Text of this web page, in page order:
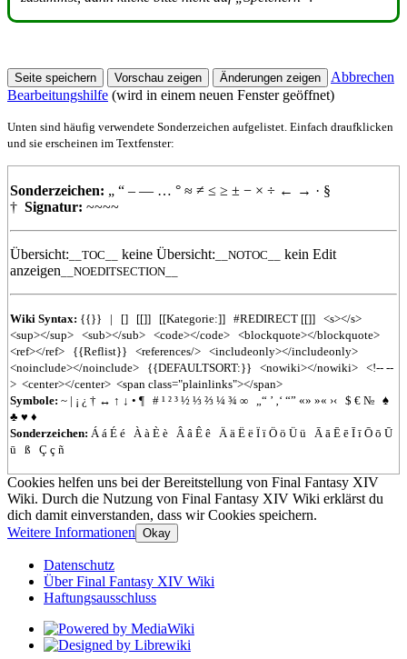
Abbrechen
Bearbeitungshilfe (wird in einem neuen Fenster geöffnet)
Unten sind häufig verwendete Sonderzeichen aufgelistet. Einfach draufklicken
und sie erscheinen im Textfenster:
Sonderzeichen: „ “ – — … ° ≈ ≠ ≤ ≥ ± − × ÷ ← → · §
† Signatur: ~~~~
Übersicht: __TOC__ keine Übersicht: __NOTOC__
kein Edit
anzeigen __NOEDITSECTION__
Wiki Syntax: {{}} | [] [[]] [[Kategorie:]] #REDIRECT [[]] <s></s>
<sup></sup> <sub></sub> <code></code> <blockquote></blockquote>
<ref></ref>
{{Reflist}} <references/> <includeonly></includeonly>
<noinclude></noinclude>
{{DEFAULTSORT:}} <nowiki></nowiki> <!-- --
> <center></center> <span class="plainlinks"></span>
Symbole: ~ | ¡ ¿ † ↔ ↑ ↓ • ¶ # ¹ ² ³ ½ ⅓ ⅔ ¼ ¾ ∞ „“ ’ ‚‘ “” «» »« ›‹ $ € № ♠
♣ ♥ ♦
Sonderzeichen: Á á É é À à È è Â â Ê ê Ä ä Ë ë Ï ï Ö ö Ü ü Ā ā Ē ē Ī ī Ō ō Ū
ū
ß Ç ç ñ
Cookies helfen uns bei der Bereitstellung von Final Fantasy XIV
Wiki. Durch die Nutzung von Final Fantasy XIV Wiki erklärst du
dich damit einverstanden, dass wir Cookies speichern.
Weitere Informationen Okay
Datenschutz
Über Final Fantasy XIV Wiki
Haftungsausschluss